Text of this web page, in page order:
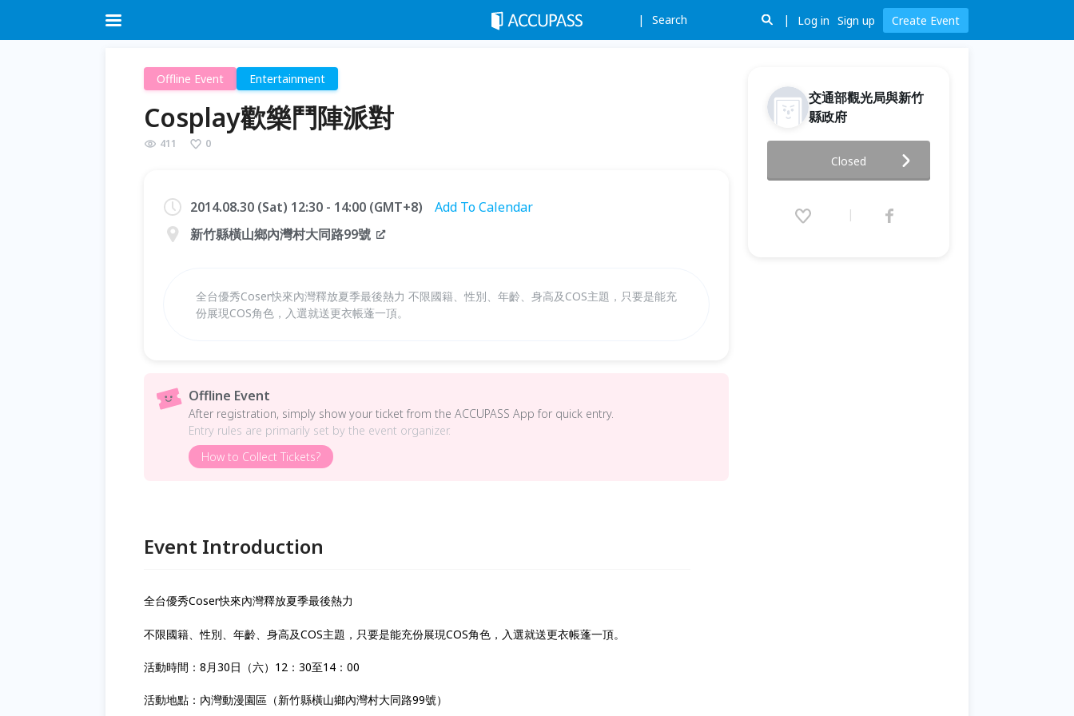
Search Log in Sign up Create Event
Offline Event Entertainment
Cosplay歡樂鬥陣派對
411 0
2014.08.30 (Sat) 12:30 - 14:00 (GMT+8)
Add To Calendar
新竹縣橫山鄉內灣村大同路99號
全台優秀Coser快來內灣釋放夏季最後熱力 不限國籍、性別、年齡、身高及COS主題，只要是能充
份展現COS角色，入選就送更衣帳蓬一頂。
Offline Event
After registration, simply show your ticket from the ACCUPASS App for quick entry.
Entry rules are primarily set by the event organizer.
How to Collect Tickets?
Event Introduction
全台優秀Coser快來內灣釋放夏季最後熱力
不限國籍、性別、年齡、身高及COS主題，只要是能充份展現COS角色，入選就送更衣帳蓬一頂。
活動時間：8月30日（六）12：30至14：00
活動地點：內灣動漫園區（新竹縣橫山鄉內灣村大同路99號）
交通部觀光局與新竹
縣政府
2014.08.30 (Sat) 12:30 - 14:00
(GMT+8)
Closed